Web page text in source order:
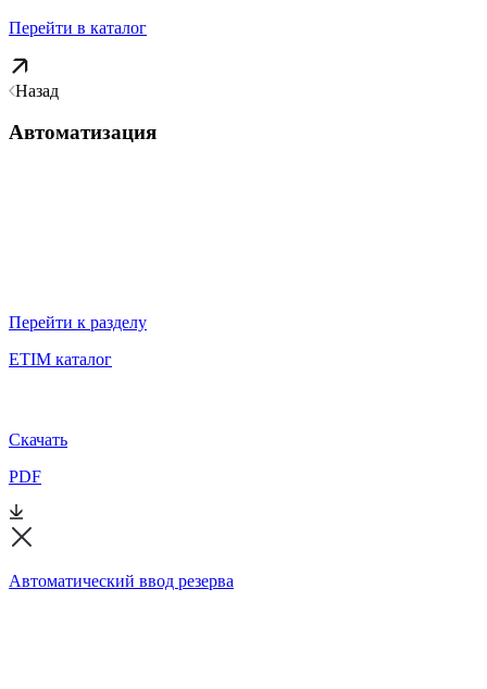
Перейти в каталог
Назад
Автоматизация
Перейти к разделу
ETIM каталог
Скачать
PDF
Автоматический ввод резерва